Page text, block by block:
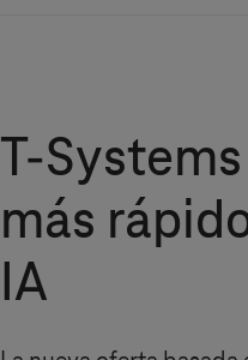
T-Systems
más
IA